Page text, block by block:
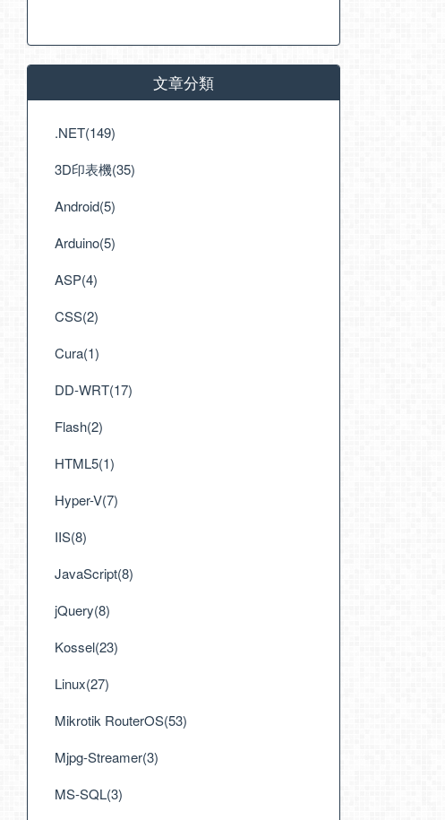
//數值轉換
文章分類
.NET(149)
3D印表機(35)
Android(5)
Arduino(5)
ASP(4)
CSS(2)
Cura(1)
DD-WRT(17)
Flash(2)
HTML5(1)
Hyper-V(7)
IIS(8)
JavaScript(8)
jQuery(8)
Kossel(23)
Linux(27)
Mikrotik RouterOS(53)
Mjpg-Streamer(3)
MS-SQL(3)